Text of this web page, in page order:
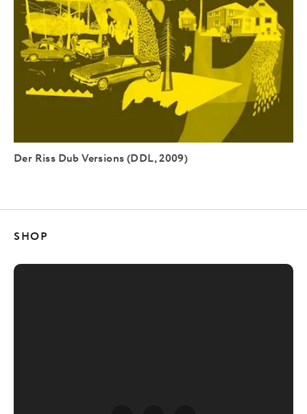
Der Riss Dub Versions (DDL, 2009)
SHOP